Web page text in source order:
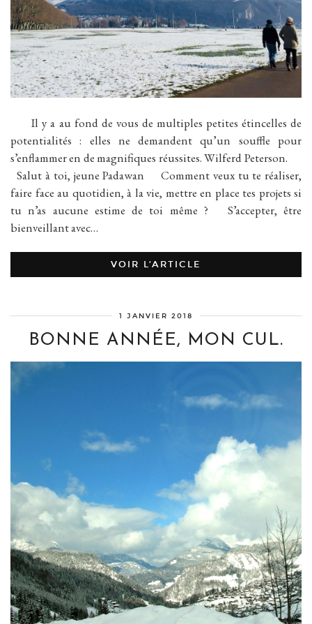
Il y a au fond de vous de multiples petites étincelles de
potentialités : elles ne demandent qu’un souffle pour
s’enflammer en de magnifiques réussites. Wilferd Peterson.
Salut à toi, jeune Padawan Comment veux tu te réaliser,
faire face au quotidien, à la vie, mettre en place tes projets si
tu n’as aucune estime de toi même ? S’accepter, être
bienveillant avec…
VOIR L’ARTICLE
1 JANVIER 2018
BONNE ANNÉE, MON CUL.